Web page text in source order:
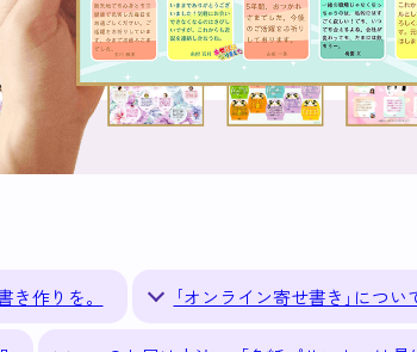
作りを。 ｢オンライン寄せ書き｣につ